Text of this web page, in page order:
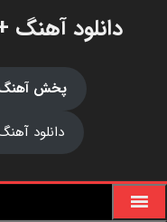
دانلود آهنگ
پخش آهنگ
دانلود